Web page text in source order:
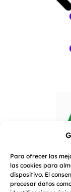
Para ofrecer las
las cookies para
dispositivo. El
procesar datos